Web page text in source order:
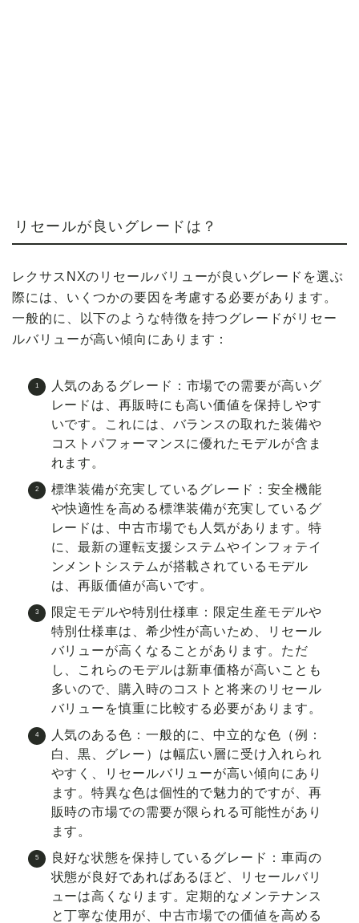
リセールが良いグレードは？
レクサスNXのリセールバリューが良いグレードを選ぶ
際には、いくつかの要因を考慮する必要があります。
一般的に、以下のような特徴を持つグレードがリセー
ルバリューが高い傾向にあります：
人気のあるグレード ：市場での需要が高いグ
レードは、再販時にも高い価値を保持しやす
いです。これには、バランスの取れた装備や
コストパフォーマンスに優れたモデルが含ま
れます。
標準装備が充実しているグレード ：安全機能
や快適性を高める標準装備が充実しているグ
レードは、中古市場でも人気があります。特
に、最新の運転支援システムやインフォテイ
ンメントシステムが搭載されているモデル
は、再販価値が高いです。
限定モデルや特別仕様車 ：限定生産モデルや
特別仕様車は、希少性が高いため、リセール
バリューが高くなることがあります。ただ
し、これらのモデルは新車価格が高いことも
多いので、購入時のコストと将来のリセール
バリューを慎重に比較する必要があります。
人気のある色 ：一般的に、中立的な色（例：
白、黒、グレー）は幅広い層に受け入れられ
やすく、リセールバリューが高い傾向にあり
ます。特異な色は個性的で魅力的ですが、再
販時の市場での需要が限られる可能性があり
ます。
良好な状態を保持しているグレード ：車両の
状態が良好であればあるほど、リセールバリ
ューは高くなります。定期的なメンテナンス
と丁寧な使用が、中古市場での価値を高める